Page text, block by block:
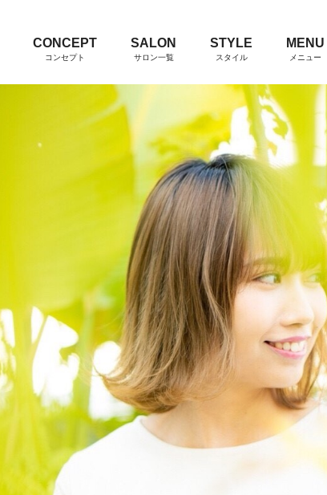
CONCEPT
コンセプト
SALON
サロン一覧
STYLE
スタイル
MENU
メニュー